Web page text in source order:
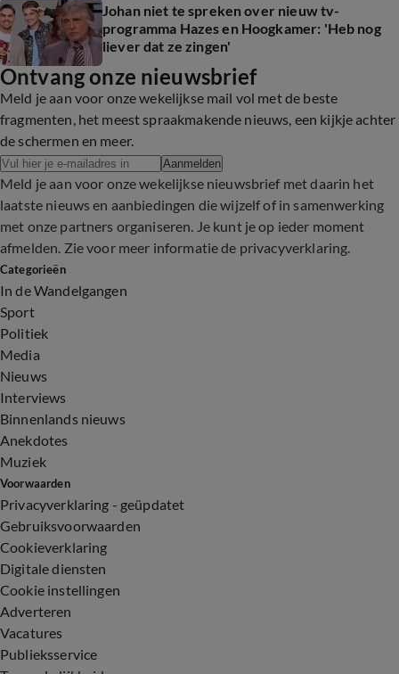
Johan niet te spreken over nieuw tv-
programma Hazes en Hoogkamer: 'Heb nog
liever dat ze zingen'
Ontvang onze nieuwsbrief
Meld je aan voor onze wekelijkse mail vol met de beste
fragmenten, het meest spraakmakende nieuws, een kijkje achter
de schermen en meer.
Aanmelden
Meld je aan voor onze wekelijkse nieuwsbrief met daarin het
laatste nieuws en aanbiedingen die wijzelf of in samenwerking
met onze partners organiseren. Je kunt je op ieder moment
afmelden. Zie voor meer informatie de privacyverklaring.
Categorieën
In de Wandelgangen
Sport
Politiek
Media
Nieuws
Interviews
Binnenlands nieuws
Anekdotes
Muziek
Voorwaarden
Privacyverklaring - geüpdatet
Gebruiksvoorwaarden
Cookieverklaring
Digitale diensten
Cookie instellingen
Adverteren
Vacatures
Publieksservice